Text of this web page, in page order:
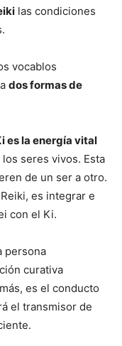
las condiciones
vocablos
dos formas de
es la energía vital
seres vivos. Esta
de un ser a otro.
es integrar e
con el Ki.
persona
curativa
es el conducto
el transmisor de